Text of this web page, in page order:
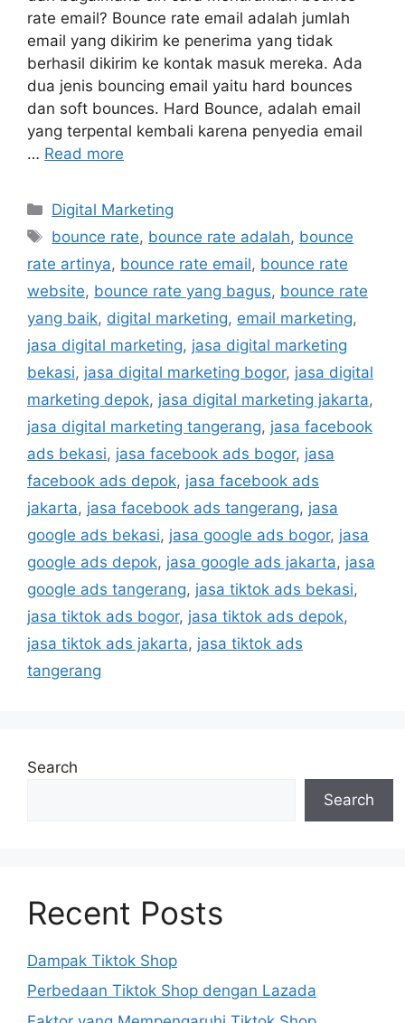
rate email? Bounce rate email adalah jumlah
email yang dikirim ke penerima yang tidak
berhasil dikirim ke kontak masuk mereka. Ada
dua jenis bouncing email yaitu hard bounces
dan soft bounces. Hard Bounce, adalah email
yang terpental kembali karena penyedia email
… Read more
Digital Marketing
bounce rate, bounce rate adalah, bounce
rate artinya, bounce rate email, bounce rate
website, bounce rate yang bagus, bounce rate
yang baik, digital marketing, email marketing,
jasa digital marketing, jasa digital marketing
bekasi, jasa digital marketing bogor, jasa digital
marketing depok, jasa digital marketing jakarta,
jasa digital marketing tangerang, jasa facebook
ads bekasi, jasa facebook ads bogor, jasa
facebook ads depok, jasa facebook ads
jakarta, jasa facebook ads tangerang, jasa
google ads bekasi, jasa google ads bogor, jasa
google ads depok, jasa google ads jakarta, jasa
google ads tangerang, jasa tiktok ads bekasi,
jasa tiktok ads bogor, jasa tiktok ads depok,
jasa tiktok ads jakarta, jasa tiktok ads
tangerang
Search
Search
Recent Posts
Dampak Tiktok Shop
Perbedaan Tiktok Shop dengan Lazada